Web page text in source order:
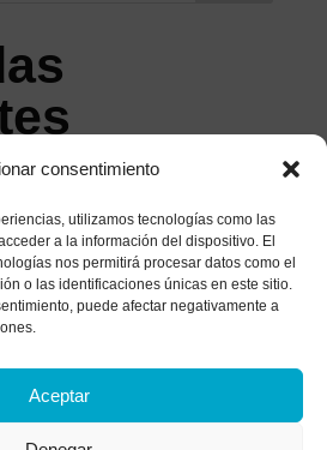
consentimiento
utilizamos tecnologías como las
a la información del dispositivo. El
nos permitirá procesar datos como el
o las identificaciones únicas en este sitio.
puede afectar negativamente a
Aceptar
Qué es y Cómo Afecta a tu
¿Cómo gestionas el
bajo el microscopio: el
mente? Descubre por qué
los vuelve más